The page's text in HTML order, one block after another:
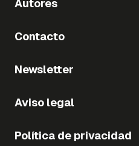
Autores
Contacto
Newsletter
Aviso legal
Política de privacidad